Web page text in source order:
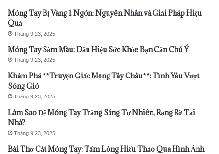
Móng Tay Bị Vàng 1 Ngón: Nguyên Nhân và Giải Pháp Hiệu
Quả
Tháng 9 23, 2025
Móng Tay Sẫm Màu: Dấu Hiệu Sức Khỏe Bạn Cần Chú Ý
Tháng 9 23, 2025
Khám Phá **Truyện Giấc Mộng Tây Châu**: Tình Yêu Vượt
Sóng Gió
Tháng 9 23, 2025
Làm Sao Để Móng Tay Trắng Sáng Tự Nhiên, Rạng Rỡ Tại
Nhà?
Tháng 9 23, 2025
Bài Thơ Cắt Móng Tay: Tấm Lòng Hiếu Thảo Qua Hình Ảnh